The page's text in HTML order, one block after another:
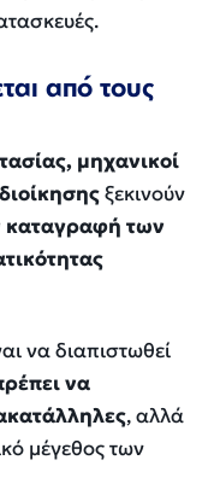
από τους
μηχανικοί
ξεκινούν
καταγραφή των
να διαπιστωθεί
να
, αλλά
μέγεθος των